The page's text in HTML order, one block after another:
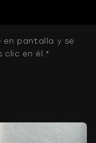
en pantalla y se
clic en él.*